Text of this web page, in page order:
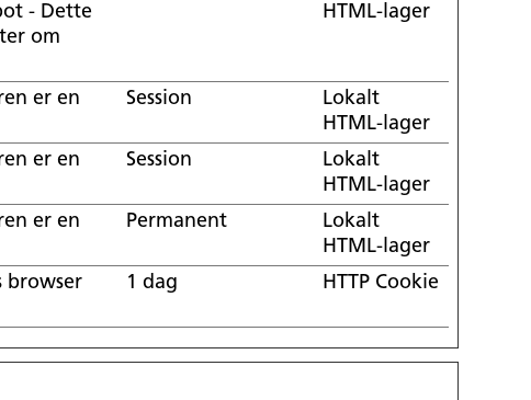
- Dette
om
HTML-lager
er en
Session
Lokalt
HTML-lager
er en
Session
Lokalt
HTML-lager
er en
Permanent
Lokalt
HTML-lager
browser
1 dag HTTP Cookie